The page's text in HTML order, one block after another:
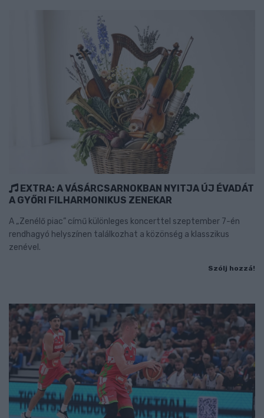
EXTRA: A VÁSÁRCSARNOKBAN NYITJA ÚJ ÉVADÁT
A GYŐRI FILHARMONIKUS ZENEKAR
A „Zenélő piac” című különleges koncerttel szeptember 7-én
rendhagyó helyszínen találkozhat a közönség a klasszikus
zenével.
Szólj hozzá!